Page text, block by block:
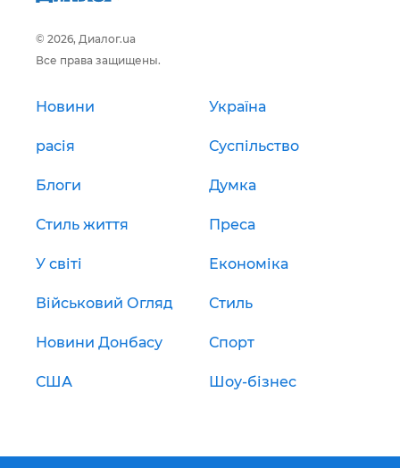
© 2026, Диалог.ua
Все права защищены.
Новини Україна
расія Суспільство
Блоги Думка
Стиль життя Преса
У світі Економіка
Військовий Огляд Стиль
Новини Донбасу Спорт
США Шоу-бізнес